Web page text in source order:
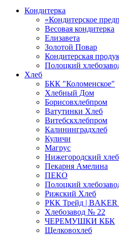
Кондитерка
«Кондитерское
Весовая кондитерка
Елизавета
Золотой Повар
Кондитерская
Полоцкий
Хлеб
БКК "Коломенское"
Хлебный Дом
Борисовхлебпром
Ватутинки Хлеб
Витебскхлебпром
Калининградхлеб
Куличи
Магрус
Нижегородский хлеб
Пекарня Амелина
ПЕКО
Полоцкий
Рижский Хлеб
РКК Трейд | BAKER
Хлебозавод № 22
ЧЕРЕМУШКИ КБК
Щелковохлеб